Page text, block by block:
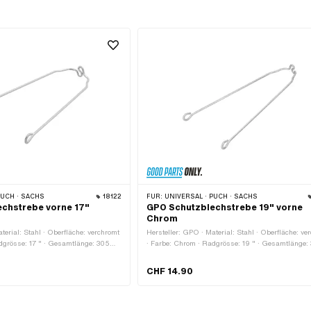
· SACHS 18122
vorne 17"
Stahl · Oberfläche: verchromt
17 " · Gesamtlänge: 305
4 Stk. · Ø
FÜR: UNIVERSAL · PUCH · SACHS
GPO Schutzblechstrebe 19" vorne
Chrom
Hersteller: GPO · Material: Stahl · Oberfläche:
· Farbe: Chrom · Radgrösse: 19 " · Gesamtlänge:
CHF 14.90